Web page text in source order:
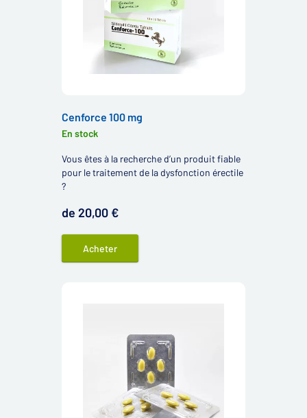
Cenforce 100 mg
En stock
Vous êtes à la recherche d’un produit fiable
pour le traitement de la dysfonction érectile
?
de 20,00 €
Acheter